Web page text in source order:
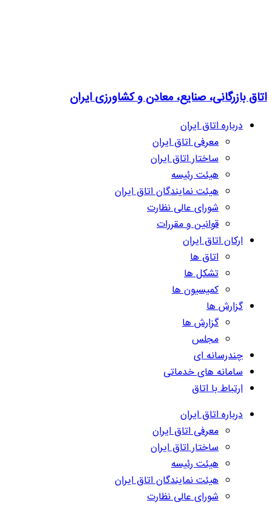
اتاق بازرگانی، صنایع، معادن و کشاورزی ایران
درباره اتاق ایران
معرفی اتاق ایران
ساختار اتاق ایران
هیئت رئیسه
هیئت نمایندگان اتاق ایران
شورای عالی نظارت
قوانین و مقررات
ارکان اتاق ایران
اتاق ها
تشکل ها
کمیسیون ها
گزارش ها
گزارش ها
مجلس
چندرسانه ای
سامانه های خدماتی
ارتباط با اتاق
درباره اتاق ایران
معرفی اتاق ایران
ساختار اتاق ایران
هیئت رئیسه
هیئت نمایندگان اتاق ایران
شورای عالی نظارت